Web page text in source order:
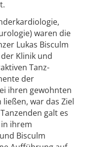
waren die
Lukas Bisculm
Klinik und
Tanz-
der
ihren gewohnten
war das Ziel
galt es
ihrem
Bisculm